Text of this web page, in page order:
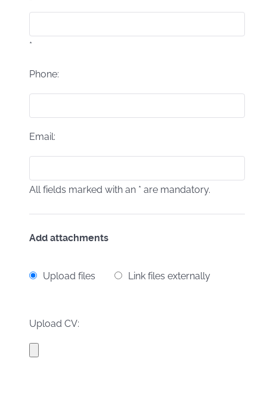
*
Phone:
Email:
All fields marked with an * are mandatory.
Add attachments
Upload files Link files externally
Upload CV: